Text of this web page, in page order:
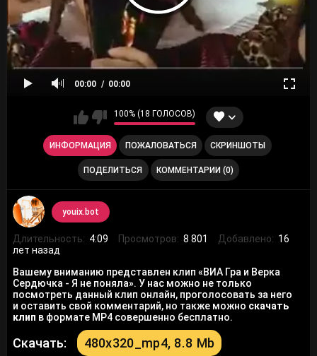
00:00 00:00
100% (18 ГОЛОСОВ)
ИНФОРМАЦИЯ ПОЖАЛОВАТЬСЯ СКРИНШОТЫ
ПОДЕЛИТЬСЯ КОММЕНТАРИИ (0)
youix.bot
Длительность: 4:09 Просмотров: 8 801 Добавлено: 16
лет назад
Вашему вниманию представлен клип «ВИА Гра и Верка
Сердючка - Я не поняла». У нас можно не только
посмотреть данный клип онлайн, проголосовать за него
и оставить свой комментарий, но также можно скачать
клип в формате MP4 совершенно бесплатно.
Скачать: 480x320_mp4, 8.8 Mb